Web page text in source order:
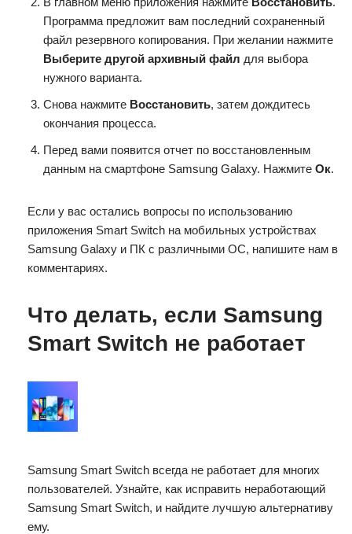
Программа предложит вам последний сохраненный
файл резервного копирования. При желании нажмите
Выберите другой архивный файл для выбора
нужного варианта.
Снова нажмите Восстановить, затем дождитесь
окончания процесса.
Перед вами появится отчет по восстановленным
данным на смартфоне Samsung Galaxy. Нажмите Ок.
Если у вас остались вопросы по использованию
приложения Smart Switch на мобильных устройствах
Samsung Galaxy и ПК с различными ОС, напишите нам в
комментариях.
Что делать, если Samsung
Smart Switch не работает
Samsung Smart Switch всегда не работает для многих
пользователей. Узнайте, как исправить неработающий
Samsung Smart Switch, и найдите лучшую альтернативу
ему.